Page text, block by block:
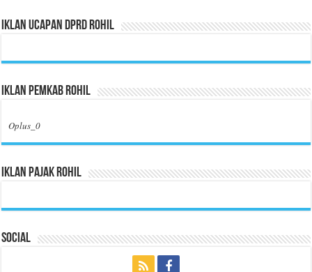
Iklan Ucapan DPRD Rohil
Iklan Pemkab Rohil
Oplus_0
Iklan Pajak Rohil
Social